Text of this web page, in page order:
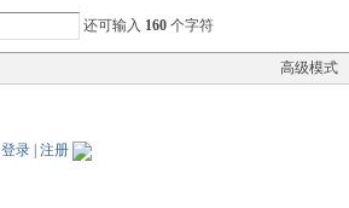
还可输入 160 个字符
高级模式
登录 注册